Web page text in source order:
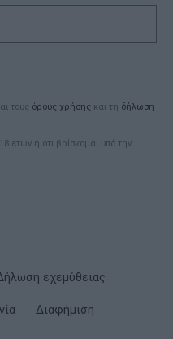
τους όρους χρήσης και τη δήλωση
ετών ή ότι βρίσκομαι υπό την
εχεμύθειας
Διαφήμιση